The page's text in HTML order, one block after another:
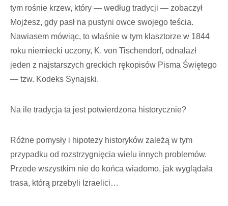
tym rośnie krzew, który — według tradycji — zobaczył
Mojżesz, gdy pasł na pustyni owce swojego teścia.
Nawiasem mówiąc, to właśnie w tym klasztorze w 1844
roku niemiecki uczony, K. von Tischendorf, odnalazł
jeden z najstarszych greckich rękopisów Pisma Świętego
— tzw. Kodeks Synajski.
Na ile tradycja ta jest potwierdzona historycznie?
Różne pomysły i hipotezy historyków zależą w tym
przypadku od rozstrzygnięcia wielu innych problemów.
Przede wszystkim nie do końca wiadomo, jak wyglądała
trasa, którą przebyli Izraelici…